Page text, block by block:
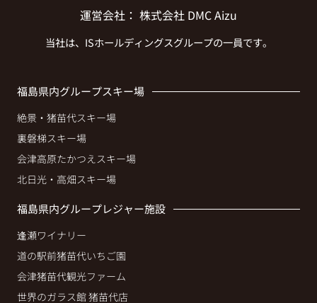
運営会社 ： 株式会社 DMC Aizu
当社は、 ISホールディングスグループの一員です。
福島県内グループスキー場
絶景・猪苗代スキー場
裏磐梯スキー場
会津高原たかつえスキー場
北日光・高畑スキー場
福島県内グループレジャー施設
逢瀬ワイナリー
道の駅前猪苗代いちご園
会津猪苗代観光ファーム
世界のガラス館 猪苗代店